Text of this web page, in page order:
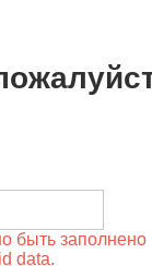
быть заполнено
data.